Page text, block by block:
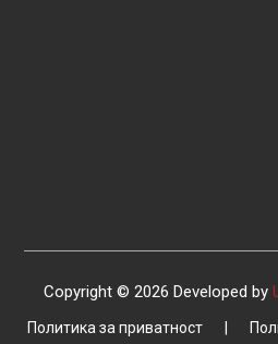
Copyright © 2026 Developed by
Политика за приватност